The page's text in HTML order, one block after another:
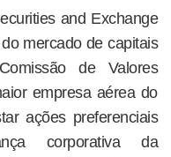
and Exchange
mercado de capitais
de Valores
empresa aérea do
ações preferenciais
corporativa da